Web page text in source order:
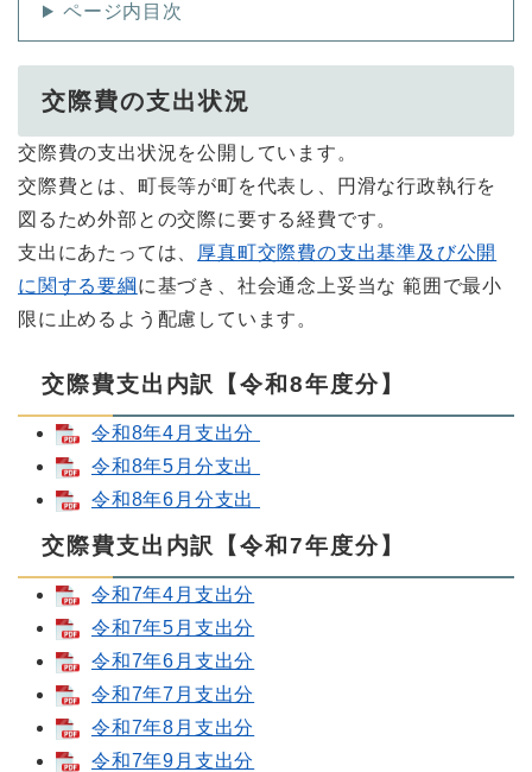
ページ内目次
交際費の支出状況
交際費の支出状況を公開しています。
交際費とは、町長等が町を代表し、円滑な行政執行を
図るため外部との交際に要する経費です。
支出にあたっては、
厚真町交際費の支出基準及び公開
に関する要綱 に基づき、社会通念上妥当な 範囲で最小
限に止めるよう配慮しています。
交際費支出内訳【令和8年度分】
令和8年4月支出分
令和8年5月分支出
令和8年6月分支出
交際費支出内訳【令和7年度分】
令和7年4月支出分
令和7年5月支出分
令和7年6月支出分
令和7年7月支出分
令和7年8月支出分
令和7年9月支出分